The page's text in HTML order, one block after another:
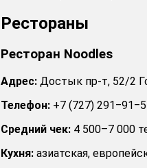
Рестораны
Ресторан Noodles
Адрес: Достык пр-т, 52/2
Телефон: +7 (727)
Средний чек: 4 500–7 000
Кухня: азиатская,